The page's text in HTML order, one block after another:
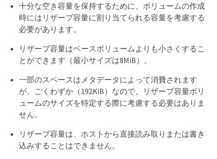
十分な空き容量を保持するために、ボリュームの作成
時にはリザーブ容量に割り当てられる容量を考慮する
必要があります。
リザーブ容量はベースボリュームよりも小さくするこ
とができます（最小サイズは8MiB）。
一部のスペースはメタデータによって消費されます
が、ごくわずか（192KiB）なので、リザーブ容量ボリ
ュームのサイズを特定する際に考慮する必要はありま
せん。
リザーブ容量は、ホストから直接読み取りまたは書き
込みすることはできません。